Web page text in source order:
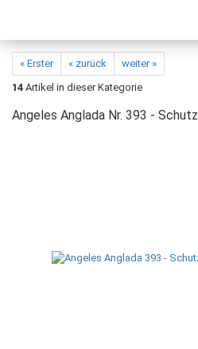
« Erster « zurück
weiter »
14 Artikel in dieser Kategorie
Angeles Anglada Nr. 393 - Schutz